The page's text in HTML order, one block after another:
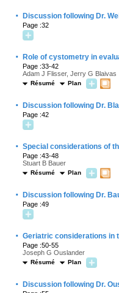
· Discussion following Dr.
Page :32
· Role of cystometry in
Page :33-42
Adam J Flisser, Jerry G Blaivas
Résumé Plan
· Discussion following Dr.
Page :42
· Special considerations of
Page :43-48
Stuart B Bauer
Résumé Plan
· Discussion following Dr.
Page :49
· Geriatric considerations in
Page :50-55
Joseph G Ouslander
Résumé Plan
· Discussion following Dr.